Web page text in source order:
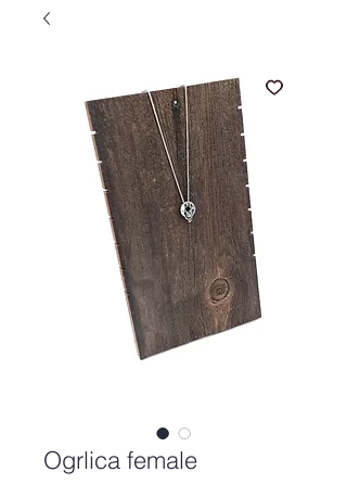
Ogrlica female